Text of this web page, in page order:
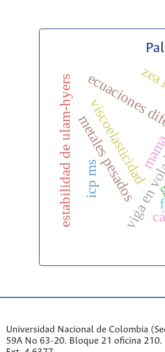
viga
estabilidad de ulam-hyersviscoelasticidad
metales pesados
icp ms
Universidad Nacional de Colombia
59A No 63-20. Bloque 21 oficina